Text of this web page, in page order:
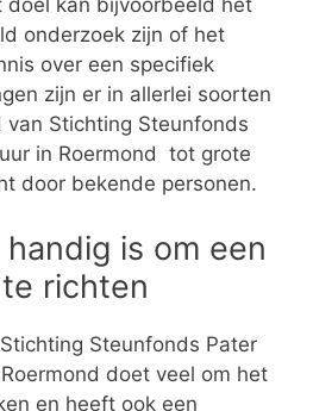
doel kan bijvoorbeeld het
onderzoek zijn of het
over een specifiek
zijn er in allerlei soorten
van Stichting Steunfonds
in Roermond tot grote
door bekende personen.
is om een
richten
Steunfonds Pater
doet veel om het
en heeft ook een